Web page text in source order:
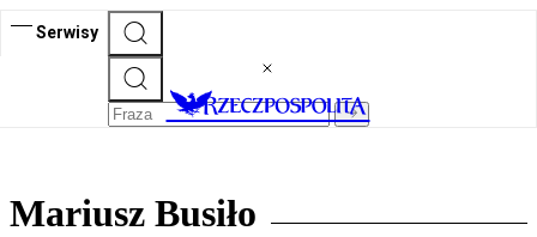
Serwisy
Mariusz Busiło